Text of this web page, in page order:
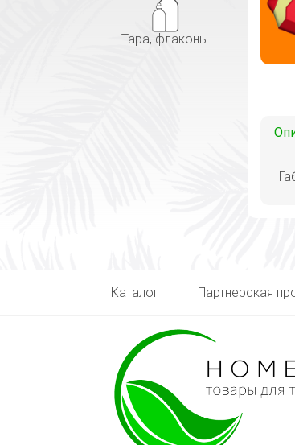
Тара, флаконы
Каталог Партнерская